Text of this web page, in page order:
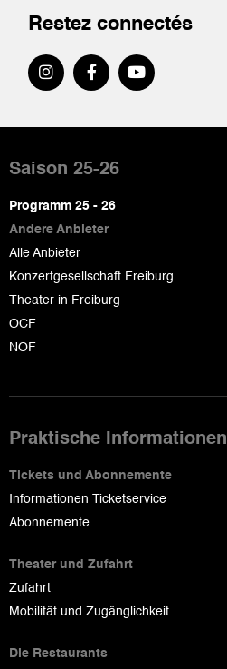
Restez connectés
de
page
Saison 25-26
Programm 25 - 26
Andere Anbieter
Alle Anbieter
Konzertgesellschaft Freiburg
Theater in Freiburg
OCF
NOF
Praktische Informationen
Tickets und Abonnemente
Informationen Ticketservice
Abonnemente
Theater und Zufahrt
Zufahrt
Mobilität und Zugänglichkeit
Die Restaurants